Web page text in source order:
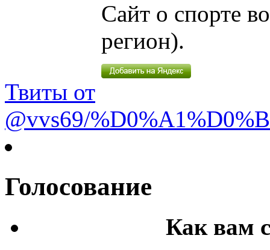
Сайт о спорте
регион).
Твиты от
@vvs69/
Голосование
Как вам